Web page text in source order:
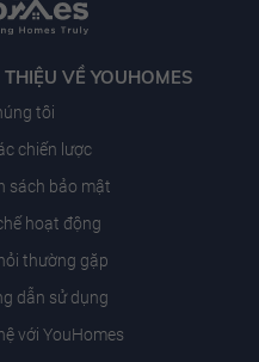
THIỆU VỀ YOUHOMES
tôi
chiến lược
sách bảo mật
hoạt động
thường gặp
dẫn sử dụng
với YouHomes